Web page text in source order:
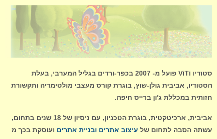
תיק עבודות
אחסון
תחזוקה
המלצות
סטודיו ViTi פועל מ- 2007 בכפר-ורדים בגליל המערבי, בעלת
הסטודיו, אביבית גולן-שוץ, בוגרת קורס מעצבי מולטימדיה ותקשורת
חזותית במכללת ג'ון ברייס חיפה.
אביבית, ארכיטקטית, בוגרת הטכניון, עם ניסיון של 18 שנים בתחום,
עשתה הסבה לתחום של עיצוב אתרים ובניית אתרים ועוסקת בכך מ